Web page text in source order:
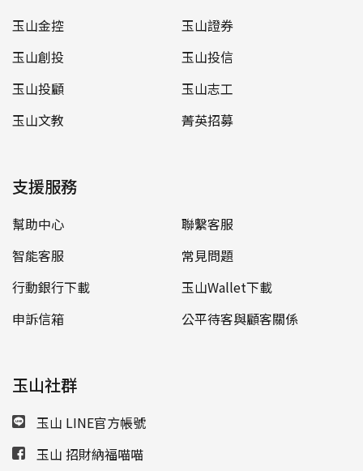
玉山金控
玉山證券
玉山創投
玉山投信
玉山投顧
玉山志工
玉山文教
菁英招募
支援服務
幫助中心
聯繫客服
智能客服
常見問題
行動銀行下載
玉山Wallet下載
申訴信箱
公平待客與顧客關係
玉山社群
玉山 LINE官方帳號
玉山 招財納福喵喵